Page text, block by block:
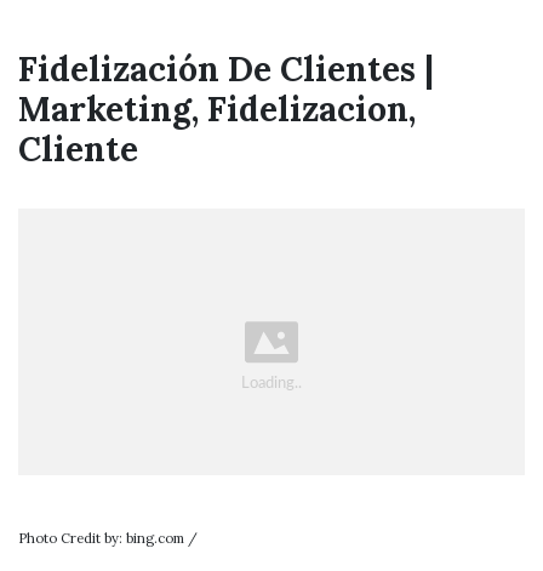
Fidelización De Clientes |
Marketing, Fidelizacion,
Cliente
Photo Credit by: bing.com /